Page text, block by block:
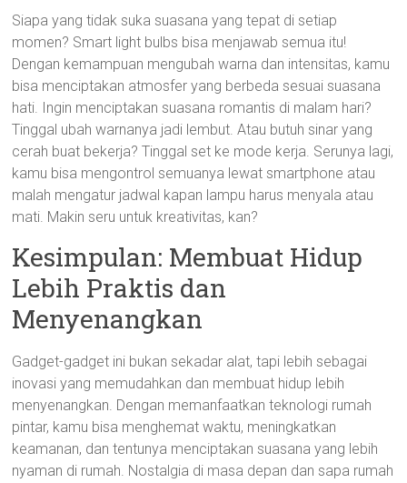
Siapa yang tidak suka suasana yang tepat di setiap
momen? Smart light bulbs bisa menjawab semua itu!
Dengan kemampuan mengubah warna dan intensitas, kamu
bisa menciptakan atmosfer yang berbeda sesuai suasana
hati. Ingin menciptakan suasana romantis di malam hari?
Tinggal ubah warnanya jadi lembut. Atau butuh sinar yang
cerah buat bekerja? Tinggal set ke mode kerja. Serunya lagi,
kamu bisa mengontrol semuanya lewat smartphone atau
malah mengatur jadwal kapan lampu harus menyala atau
mati. Makin seru untuk kreativitas, kan?
Kesimpulan: Membuat Hidup
Lebih Praktis dan
Menyenangkan
Gadget-gadget ini bukan sekadar alat, tapi lebih sebagai
inovasi yang memudahkan dan membuat hidup lebih
menyenangkan. Dengan memanfaatkan teknologi rumah
pintar, kamu bisa menghemat waktu, meningkatkan
keamanan, dan tentunya menciptakan suasana yang lebih
nyaman di rumah. Nostalgia di masa depan dan sapa rumah